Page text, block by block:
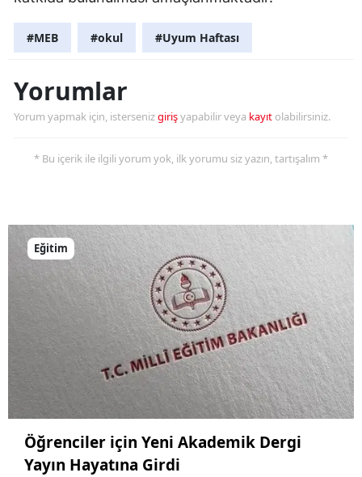
#MEB #okul #Uyum Haftası
Yorumlar
Yorum yapmak için, istersenizgirişyapabilir veya kayıt olabilirsiniz.
* Bu içerik ile ilgili yorum yok, ilk yorumu siz yazın, tartışalım *
Eğitim
Öğrenciler için Yeni Akademik Dergi
Yayın Hayatına Girdi